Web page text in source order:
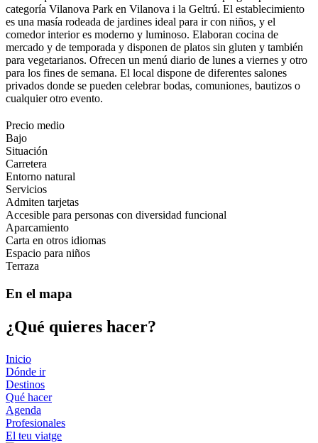
categoría Vilanova Park en Vilanova i la Geltrú. El establecimiento
es una masía rodeada de jardines ideal para ir con niños, y el
comedor interior es moderno y luminoso. Elaboran cocina de
mercado y de temporada y disponen de platos sin gluten y también
para vegetarianos. Ofrecen un menú diario de lunes a viernes y otro
para los fines de semana. El local dispone de diferentes salones
privados donde se pueden celebrar bodas, comuniones, bautizos o
cualquier otro evento.
Precio medio
Bajo
Situación
Carretera
Entorno natural
Servicios
Admiten tarjetas
Accesible para personas con diversidad funcional
Aparcamiento
Carta en otros idiomas
Espacio para niños
Terraza
En el mapa
¿Qué quieres hacer?
Inicio
Dónde ir
Destinos
Qué hacer
Agenda
Profesionales
El teu viatge